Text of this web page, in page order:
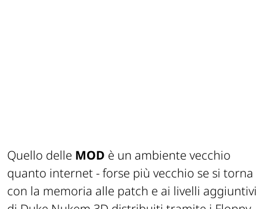
Quello delle MOD è un ambiente vecchio
quanto internet - forse più vecchio se si torna
con la memoria alle patch e ai livelli aggiuntivi